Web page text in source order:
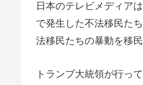
日本のテレビメディア
で発生した不法移民た
法移民たちの暴動を移
トランプ大統領が行っ